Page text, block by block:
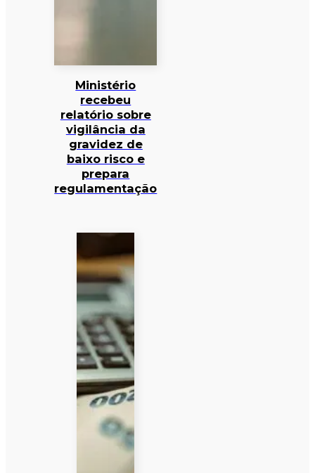
Ministério
recebeu
relatório sobre
vigilância da
gravidez de
baixo risco e
prepara
regulamentação